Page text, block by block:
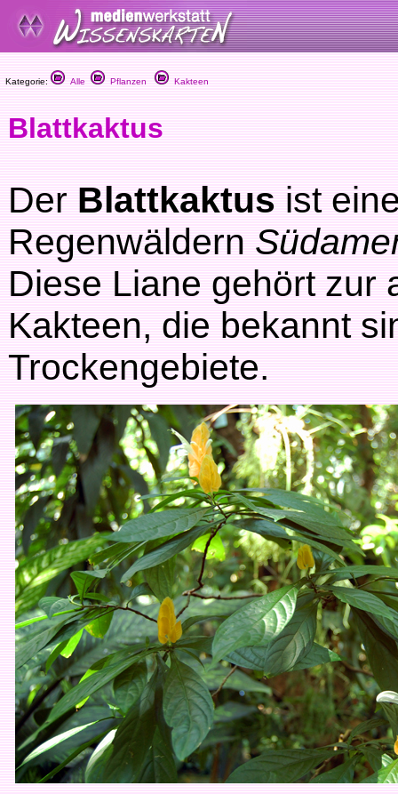
Kategorie: Alle Pflanzen Kakteen
Blattkaktus
DerBlattkaktusist
Regenwäldern
Diese Liane gehört zur
Kakteen, die bekannt
Trockengebiete.